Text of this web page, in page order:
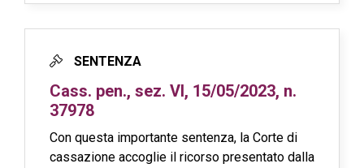
SENTENZA
Cass. pen., sez. VI, 15/05/2023, n.
37978
Con questa importante sentenza, la Corte di
cassazione accoglie il ricorso presentato dalla